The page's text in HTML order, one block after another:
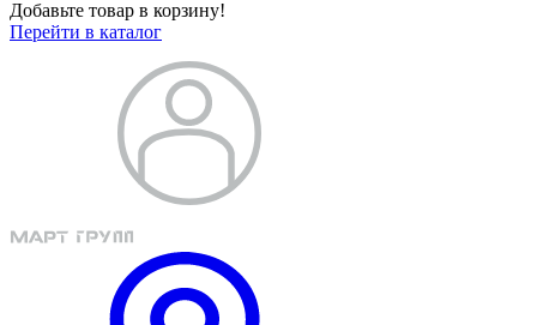
Добавьте товар в корзину!
Перейти в каталог